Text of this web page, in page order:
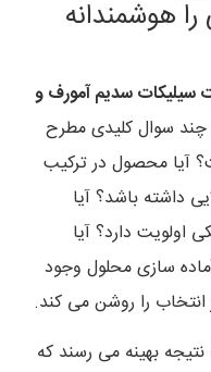
هوشمندانه
سیلیکات سدیم آمورف و
چند سوال کلیدی مطرح
محصول در ترکیب
داشته باشد؟ آیا
اولویت دارد؟ آیا
سازی محلول وجود
را روشن می کند.
بهینه می رسند که